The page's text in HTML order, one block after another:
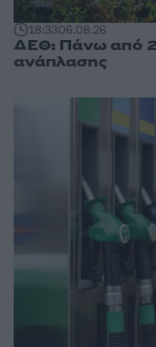
18:3306.08.26
ΔΕΘ: Πάνω από
ανάπλασης